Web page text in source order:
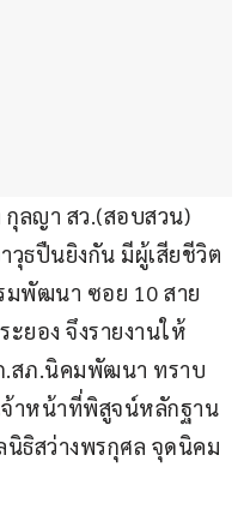
กุลญา สว.(สอบสวน)
ธปืนยิงกัน มีผู้เสียชีวิต
มพัฒนา ซอย 10 สาย
ยอง จึงรายงานให้
.สภ.นิคมพัฒนา ทราบ
จ้าหน้าที่พิสูจน์หลักฐาน
ธิสว่างพรกุศล จุดนิคม